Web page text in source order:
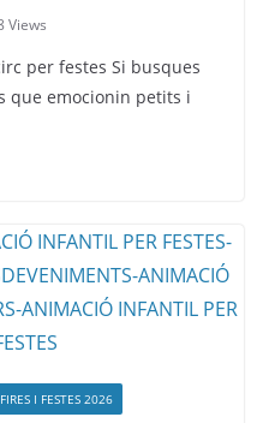
Views
per festes Si busques
que emocionin petits i
I FESTES 2026